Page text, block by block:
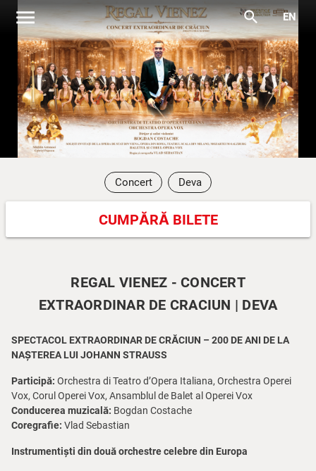
menu search EN
Concert Deva
CUMPĂRĂ BILETE
REGAL VIENEZ - CONCERT
EXTRAORDINAR DE CRACIUN | DEVA
SPECTACOL EXTRAORDINAR DE CRĂCIUN – 200 DE ANI DE LA
NAȘTEREA LUI JOHANN STRAUSS
Participă: Orchestra di Teatro d’Opera Italiana, Orchestra Operei
Vox, Corul Operei Vox, Ansamblul de Balet al Operei Vox
Conducerea muzicală: Bogdan Costache
Coregrafie: Vlad Sebastian
Instrumentiști din două orchestre celebre din Europa